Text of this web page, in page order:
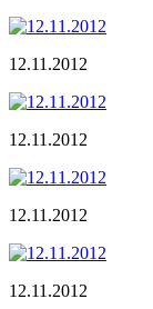
12.11.2012
12.11.2012
12.11.2012
12.11.2012